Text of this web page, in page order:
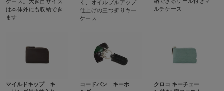
ケース。大き目サイズ
は本体外にも収納でき
ます
く、オイルプルアップ
仕上げの三つ折りキー
ケース
納できるリール付きマ
ルチケース
マイルドキップ キ
コードバン キーホ
クロコ キーチェー